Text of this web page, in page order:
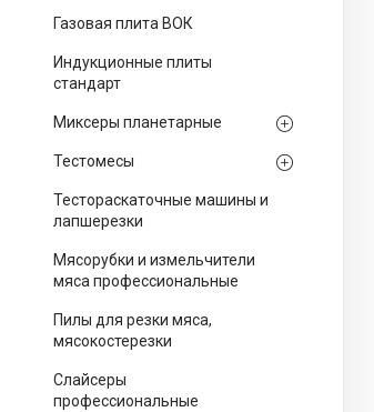
Газовая плита ВОК
Индукционные плиты
стандарт
Миксеры планетарные
Тестомесы
Тестораскаточные машины и
лапшерезки
Мясорубки и измельчители
мяса профессиональные
Пилы для резки мяса,
мясокостерезки
Слайсеры
профессиональные